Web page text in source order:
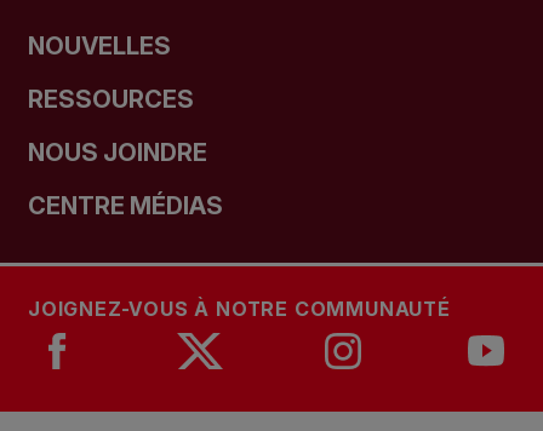
NOUVELLES
RESSOURCES
NOUS JOINDRE
CENTRE MÉDIAS
JOIGNEZ-VOUS À NOTRE COMMUNAUTÉ